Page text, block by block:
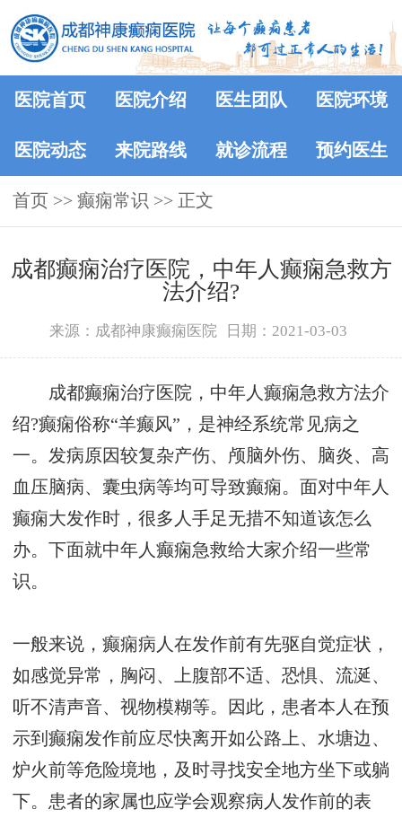
医院首页 医院介绍 医生团队 医院环境
医院动态 来院路线 就诊流程 预约医生
首页 >> 癫痫常识 >> 正文
成都癫痫治疗医院，中年人癫痫急救方
法介绍?
来源：成都神康癫痫医院 日期：2021-03-03
成都癫痫治疗医院，中年人癫痫急救方法介
绍?癫痫俗称“羊癫风”，是神经系统常见病之
一。发病原因较复杂产伤、颅脑外伤、脑炎、高
血压脑病、囊虫病等均可导致癫痫。面对中年人
癫痫大发作时，很多人手足无措不知道该怎么
办。下面就中年人癫痫急救给大家介绍一些常
识。
一般来说，癫痫病人在发作前有先驱自觉症状，
如感觉异常，胸闷、上腹部不适、恐惧、流涎、
听不清声音、视物模糊等。因此，患者本人在预
示到癫痫发作前应尽快离开如公路上、水塘边、
炉火前等危险境地，及时寻找安全地方坐下或躺
下。患者的家属也应学会观察病人发作前的表